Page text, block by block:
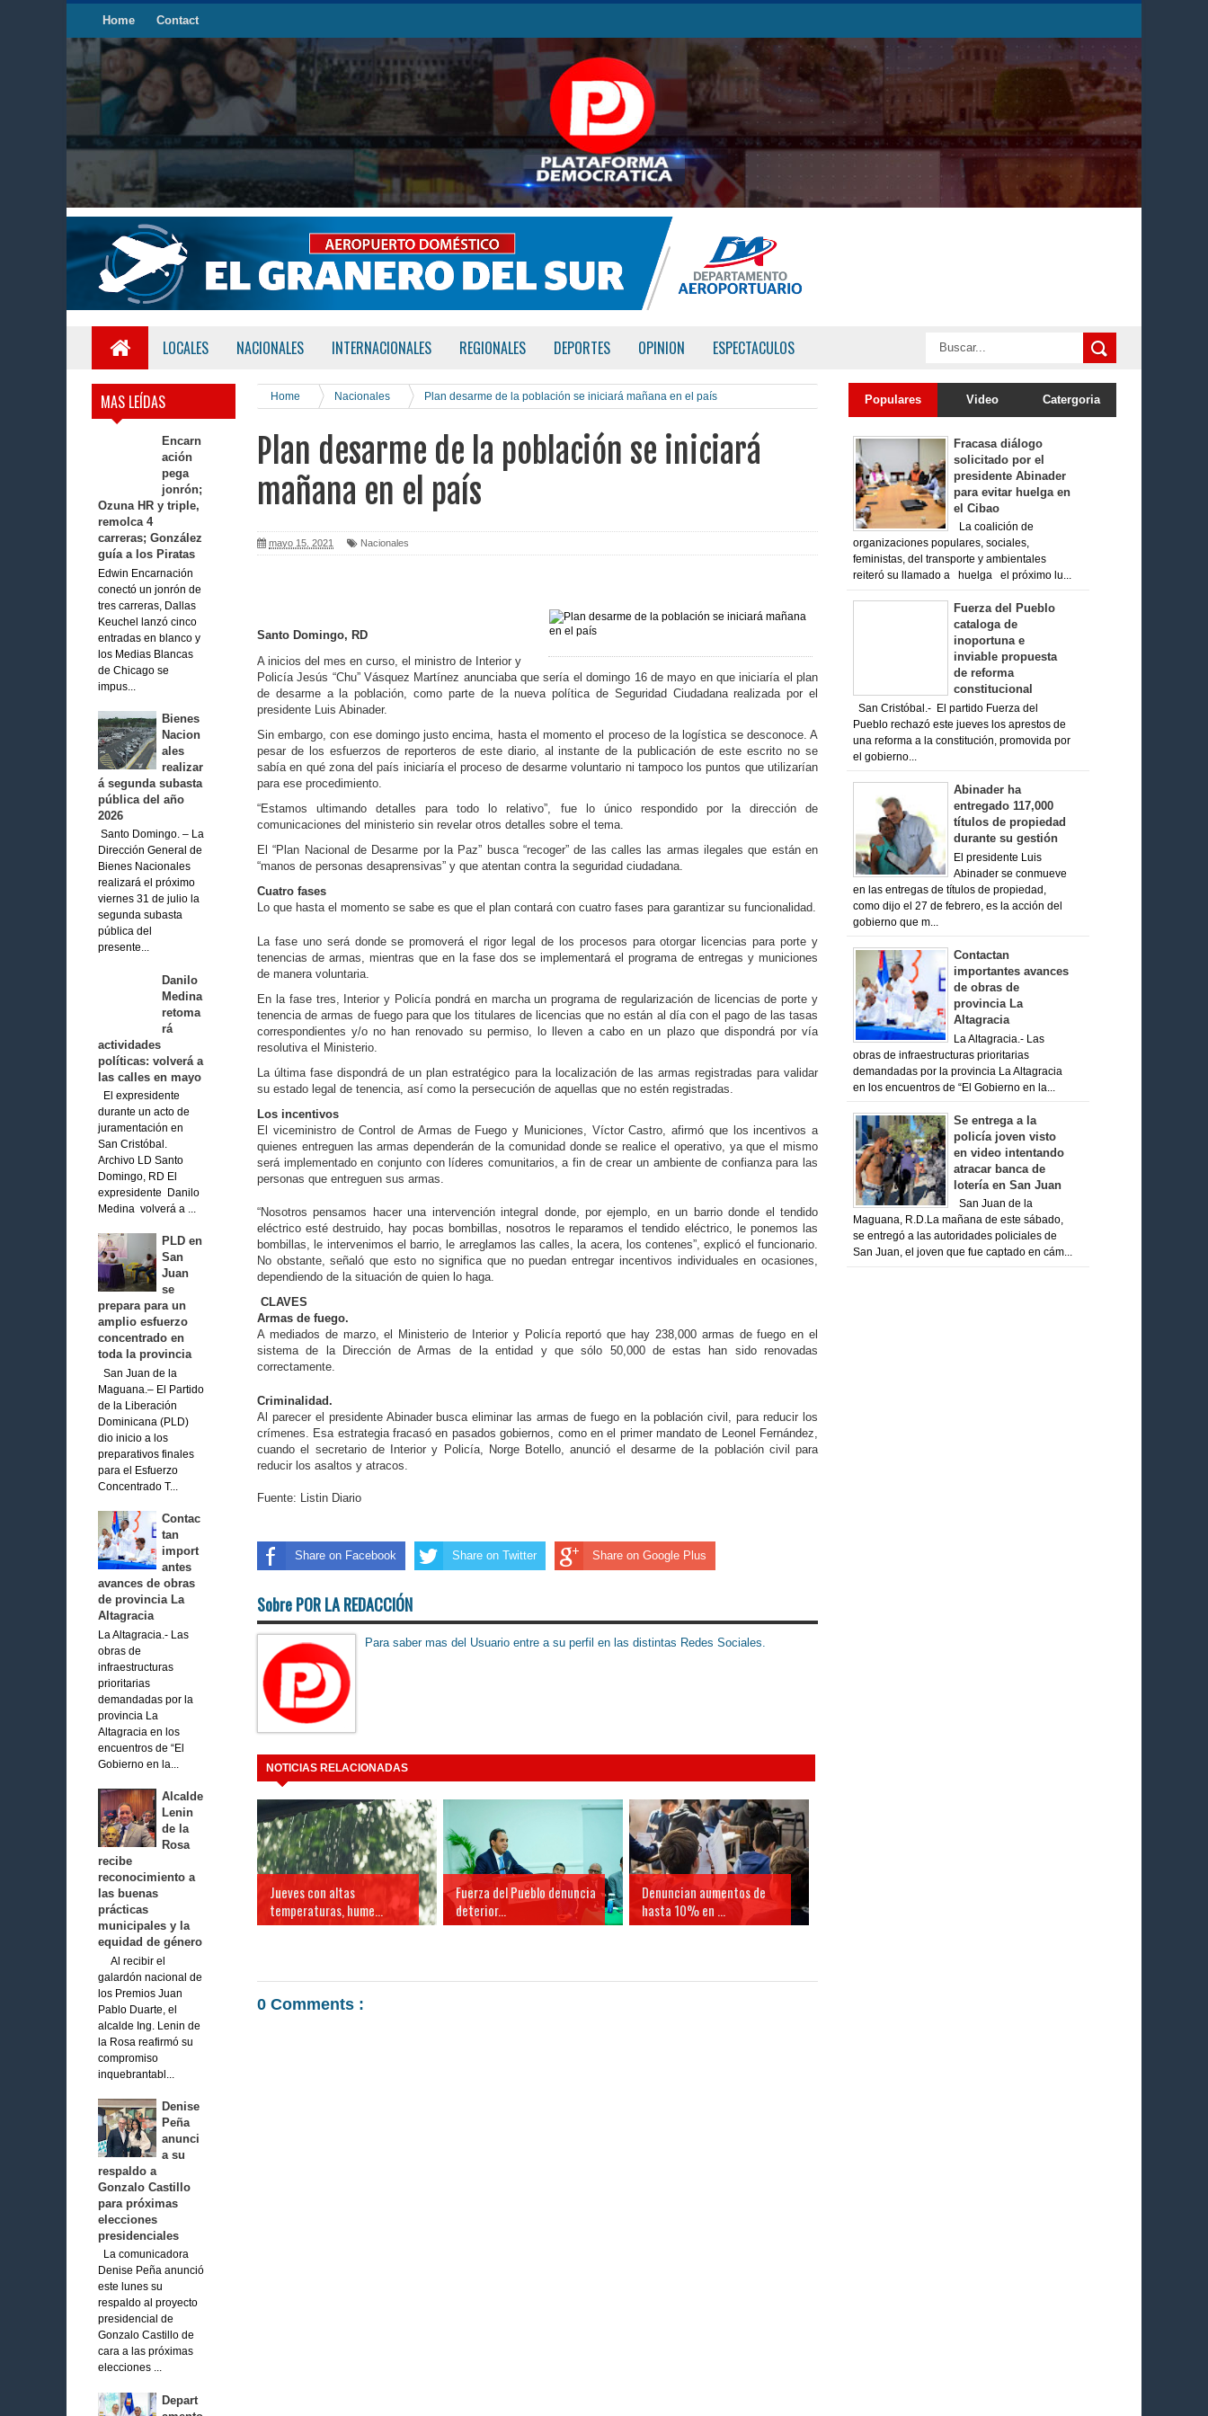
Home Contact
LOCALES NACIONALES INTERNACIONALES REGIONALES DEPORTES OPINION ESPECTACULOS
MAS LEÍDAS
Encarn
ación
pega
jonrón;
Ozuna HR y triple,
remolca 4
carreras; González
guía a los Piratas
Edwin Encarnación
conectó un jonrón de
tres carreras, Dallas
Keuchel lanzó cinco
entradas en blanco y
los Medias Blancas
de Chicago se
impus...
Bienes
Nacion
ales
realizar
á segunda subasta
pública del año
2026
Santo Domingo. – La
Dirección General de
Bienes Nacionales
realizará el próximo
viernes 31 de julio la
segunda subasta
pública del
presente...
Danilo
Medina
retoma
rá
actividades
políticas: volverá a
las calles en mayo
El expresidente
durante un acto de
juramentación en
San Cristóbal.
Archivo LD Santo
Domingo, RD El
expresidente Danilo
Medina volverá a ...
PLD en
San
Juan
se
prepara para un
amplio esfuerzo
concentrado en
toda la provincia
San Juan de la
Maguana.– El Partido
de la Liberación
Dominicana (PLD)
dio inicio a los
preparativos finales
para el Esfuerzo
Concentrado T...
Contac
tan
import
antes
avances de obras
de provincia La
Altagracia
La Altagracia.- Las
obras de
infraestructuras
prioritarias
demandadas por la
provincia La
Altagracia en los
encuentros de “El
Gobierno en la...
Alcalde
Lenin
de la
Rosa
recibe
reconocimiento a
las buenas
prácticas
municipales y la
equidad de género
Al recibir el
galardón nacional de
los Premios Juan
Pablo Duarte, el
alcalde Ing. Lenin de
la Rosa reafirmó su
compromiso
inquebrantabl...
Denise
Peña
anunci
a su
respaldo a
Gonzalo Castillo
para próximas
elecciones
presidenciales
La comunicadora
Denise Peña anunció
este lunes su
respaldo al proyecto
presidencial de
Gonzalo Castillo de
cara a las próximas
elecciones ...
Depart
Home Nacionales Plan desarme de la población se iniciará mañana en el país
Plan desarme de la población se iniciará
mañana en el país
mayo 15, 2021 Nacionales
Santo Domingo, RD
A inicios del mes en curso, el ministro de Interior y
Po­licía Jesús “Chu” Vásquez Martínez anunciaba que se­ría el domingo 16 de mayo en que iniciaría el plan
de desarme a la población, co­mo parte de la nueva políti­ca de Seguridad Ciudadana realizada por el
presidente Luis Abinader.
Sin embargo, con ese domingo justo encima, hasta el momento el pro­ceso de la logística se des­conoce. A
pesar de los es­fuerzos de reporteros de este diario, al instante de la publicación de este es­crito no se
sabía en qué zona del país iniciaría el proceso de desarme vo­luntario ni tampoco los puntos que utilizarían
pa­ra ese procedimiento.
“Estamos ultimando de­talles para todo lo relati­vo”, fue lo único respon­dido por la dirección de
comunicaciones del minis­terio sin revelar otros deta­lles sobre el tema.
El “Plan Nacional de Desarme por la Paz” busca “recoger” de las calles las armas ilegales que están en
“manos de personas desaprensivas” y que aten­tan contra la seguridad ciu­dadana.
Cuatro fases
Lo que hasta el momento se sabe es que el plan contará con cuatro fases para garan­tizar su funcionalidad.
La fase uno será donde se promoverá el rigor legal de los procesos para otorgar li­cencias para porte y
tenen­cias de armas, mientras que en la fase dos se implemen­tará el programa de entre­gas y municiones
de mane­ra voluntaria.
En la fase tres, Interior y Policía pondrá en marcha un programa de regulariza­ción de licencias de porte y
tenencia de armas de fuego para que los titulares de li­cencias que no están al día con el pago de las tasas
co­rrespondientes y/o no han renovado su permiso, lo lle­ven a cabo en un plazo que dispondrá por vía
resolutiva el Ministerio.
La última fase dispondrá de un plan estratégico pa­ra la localización de las ar­mas registradas para validar
su estado legal de tenencia, así como la persecución de aquellas que no estén regis­tradas.
Los incentivos
El viceministro de Con­trol de Armas de Fuego y Municiones, Víctor Castro, afirmó que los incentivos a
quienes entreguen las armas dependerán de la comuni­dad donde se realice el ope­rativo, ya que el mismo
será implementado en conjunto con líderes comunitarios, a fin de crear un ambiente de confianza para las
personas que entreguen sus armas.
“Nosotros pensamos ha­cer una intervención inte­gral donde, por ejemplo, en un barrio donde el tendido
eléctrico esté destruido, hay pocas bombillas, nosotros le reparamos el tendido eléctri­co, le ponemos las
bombillas, le intervenimos el barrio, le arreglamos las calles, la ace­ra, los contenes”, explicó el funcionario.
No obstante, se­ñaló que esto no significa que no puedan entregar incenti­vos individuales en ocasio­nes,
dependiendo de la situa­ción de quien lo haga.
CLAVES
Armas de fuego.
A mediados de marzo, el Ministerio de Interior y Policía reportó que hay 238,000 armas de fuego en el
sistema de la Direc­ción de Armas de la en­tidad y que sólo 50,000 de estas han sido reno­vadas
correctamente.
Criminalidad.
Al parecer el presidente Abinader busca eliminar las armas de fuego en la población civil, para re­ducir los
crímenes. Esa estrategia fracasó en pa­sados gobiernos, como en el primer mandato de Leonel Fernández,
cuan­do el secretario de Inte­rior y Policía, Norge Bo­tello, anunció el desar­me de la población civil para
reducir los asaltos y atracos.
Fuente: Listin Diario
Share on Facebook Share on Twitter Share on Google Plus
Sobre POR LA REDACCIÓN
Para saber mas del Usuario entre a su perfil en las distintas Redes Sociales.
NOTICIAS RELACIONADAS
Jueves con altas
temperaturas, hume...
Fuerza del Pueblo denuncia
deterior...
Denuncian aumentos de
hasta 10% en ...
0 Comments :
Populares Video Catergoria
Fracasa diálogo
solicitado por el
presidente Abinader
para evitar huelga en
el Cibao
La coalición de
organizaciones populares, sociales,
feministas, del transporte y ambientales
reiteró su llamado a huelga el próximo lu...
Fuerza del Pueblo
cataloga de
inoportuna e
inviable propuesta
de reforma
constitucional
San Cristóbal.- El partido Fuerza del
Pueblo rechazó este jueves los aprestos de
una reforma a la constitución, promovida por
el gobierno...
Abinader ha
entregado 117,000
títulos de propiedad
durante su gestión
El presidente Luis
Abinader se conmueve
en las entregas de títulos de propiedad,
como dijo el 27 de febrero, es la acción del
gobierno que m...
Contactan
importantes avances
de obras de
provincia La
Altagracia
La Altagracia.- Las
obras de infraestructuras prioritarias
demandadas por la provincia La Altagracia
en los encuentros de “El Gobierno en la...
Se entrega a la
policía joven visto
en video intentando
atracar banca de
lotería en San Juan
San Juan de la
Maguana, R.D.La mañana de este sábado,
se entregó a las autoridades policiales de
San Juan, el joven que fue captado en cám...